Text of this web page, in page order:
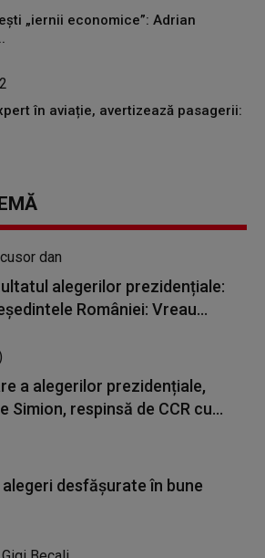
„iernii economice”: Adrian
în aviație, avertizează pasagerii:
alegerilor prezidențiale:
României: Vreau...
a alegerilor prezidențiale,
Simion, respinsă de CCR cu...
desfăşurate în bune